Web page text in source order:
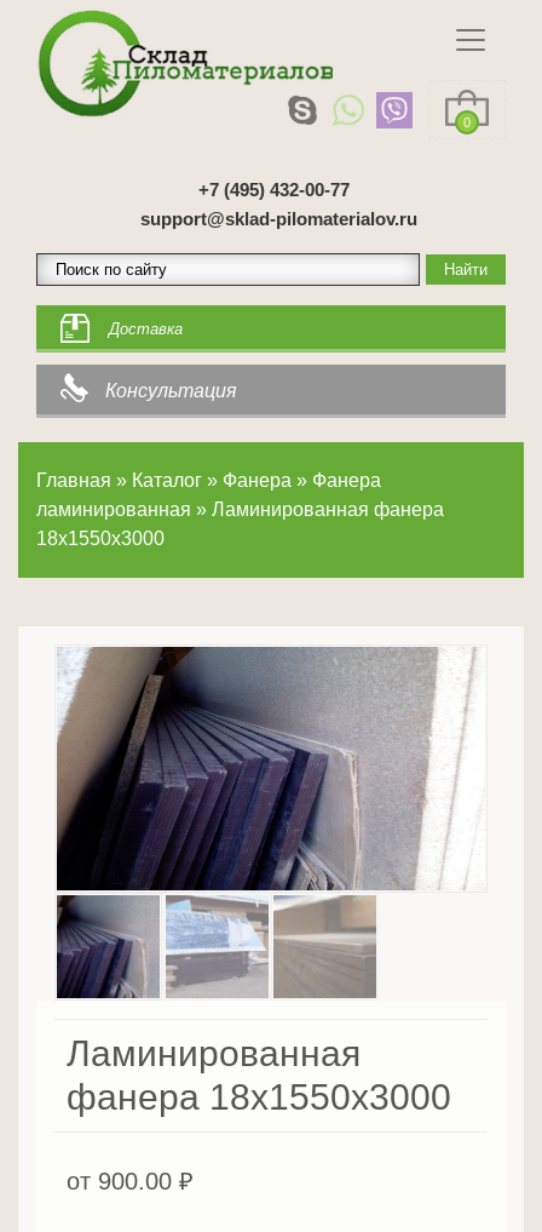
0
+7 (495) 432-00-77
support@sklad-pilomaterialov.ru
Доставка
Консультация
Главная » Каталог » Фанера » Фанера
ламинированная » Ламинированная фанера
18х1550х3000
Ламинированная
фанера 18х1550х3000
от 900.00 ₽